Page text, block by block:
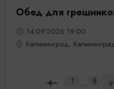
Обед для
14.09.2026 19:00
Калининград,
1 ... 8 9